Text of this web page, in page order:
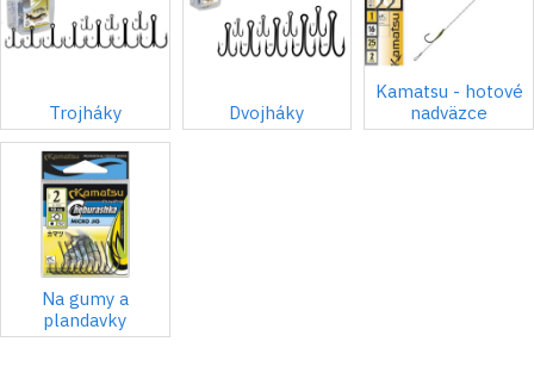
Trojháky Dvojháky
Kamatsu - hotové
nadväzce
Na gumy a
plandavky